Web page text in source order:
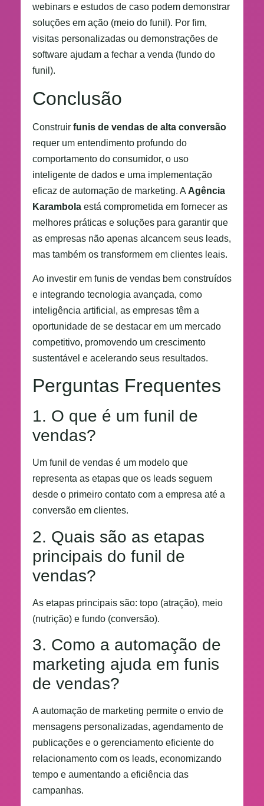
webinars e estudos de caso podem demonstrar
soluções em ação (meio do funil). Por fim,
visitas personalizadas ou demonstrações de
software ajudam a fechar a venda (fundo do
funil).
Conclusão
Construir funis de vendas de alta conversão
requer um entendimento profundo do
comportamento do consumidor, o uso
inteligente de dados e uma implementação
eficaz de automação de marketing. A Agência
Karambola está comprometida em fornecer as
melhores práticas e soluções para garantir que
as empresas não apenas alcancem seus leads,
mas também os transformem em clientes leais.
Ao investir em funis de vendas bem construídos
e integrando tecnologia avançada, como
inteligência artificial, as empresas têm a
oportunidade de se destacar em um mercado
competitivo, promovendo um crescimento
sustentável e acelerando seus resultados.
Perguntas Frequentes
1. O que é um funil de
vendas?
Um funil de vendas é um modelo que
representa as etapas que os leads seguem
desde o primeiro contato com a empresa até a
conversão em clientes.
2. Quais são as etapas
principais do funil de
vendas?
As etapas principais são: topo (atração), meio
(nutrição) e fundo (conversão).
3. Como a automação de
marketing ajuda em funis
de vendas?
A automação de marketing permite o envio de
mensagens personalizadas, agendamento de
publicações e o gerenciamento eficiente do
relacionamento com os leads, economizando
tempo e aumentando a eficiência das
campanhas.